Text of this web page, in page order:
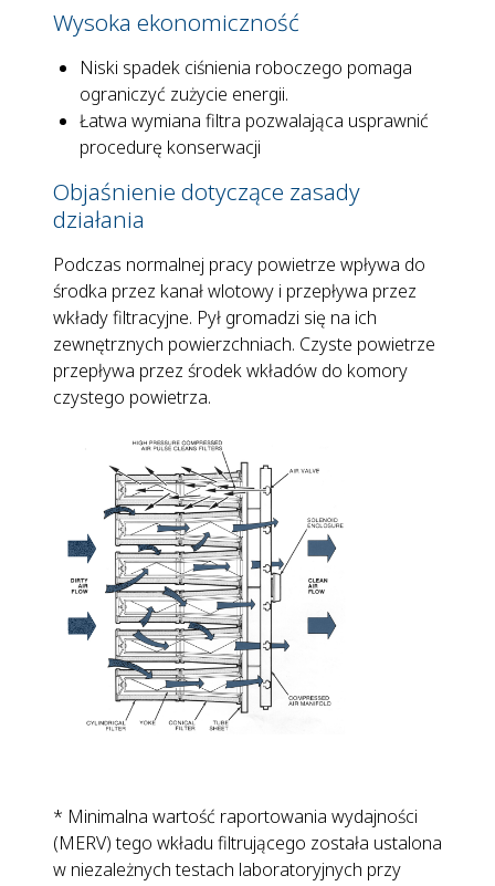
Wysoka ekonomiczność
Niski spadek ciśnienia roboczego pomaga
ograniczyć zużycie energii.
Łatwa wymiana filtra pozwalająca usprawnić
procedurę konserwacji
Objaśnienie dotyczące zasady
działania
Podczas normalnej pracy powietrze wpływa do
środka przez kanał wlotowy i przepływa przez
wkłady filtracyjne. Pył gromadzi się na ich
zewnętrznych powierzchniach. Czyste powietrze
przepływa przez środek wkładów do komory
czystego powietrza.
* Minimalna wartość raportowania wydajności
(MERV) tego wkładu filtrującego została ustalona
w niezależnych testach laboratoryjnych przy